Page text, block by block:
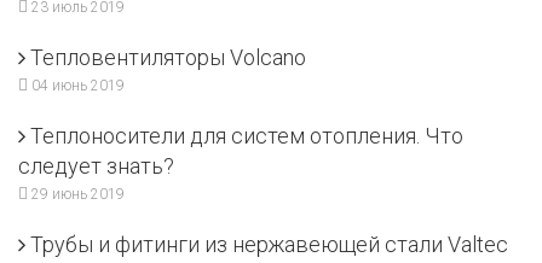
23 июль 2019
Тепловентиляторы Volcano
04 июнь 2019
Теплоносители для систем отопления. Что
следует знать?
29 июнь 2019
Трубы и фитинги из нержавеющей стали Valtec